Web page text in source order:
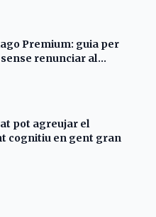
Premium: guia per
renunciar al
pot agreujar el
cognitiu en gent gran